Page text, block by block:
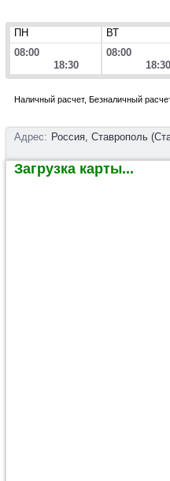
ПН ВТ
08:00
18:30
08:00
18:30
Наличный расчет, Безналичный
Адрес: Россия, Ставрополь
Загрузка карты...